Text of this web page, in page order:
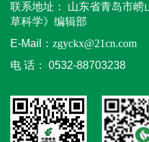
联系地址：
山东省青岛市崂
草科学》编辑部
E-Mail： zgyckx@21cn.com
电 话：
0532-88703238